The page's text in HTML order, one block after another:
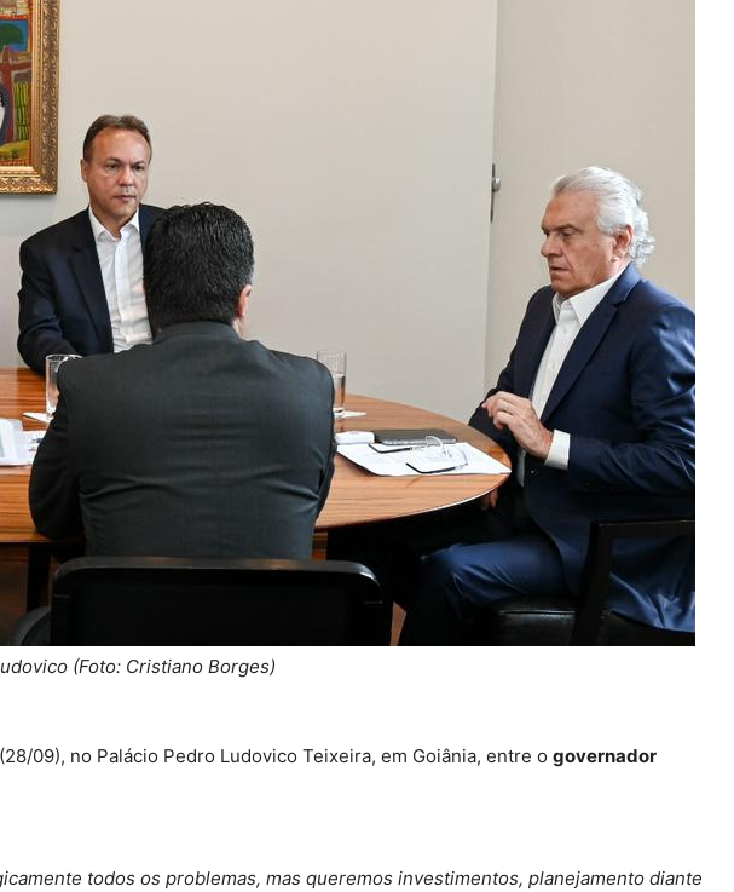
(Foto: Cristiano Borges)
09), no Palácio Pedro Ludovico Teixeira, em Goiânia, entre o governador
todos os problemas, mas queremos investimentos, planejamento diante